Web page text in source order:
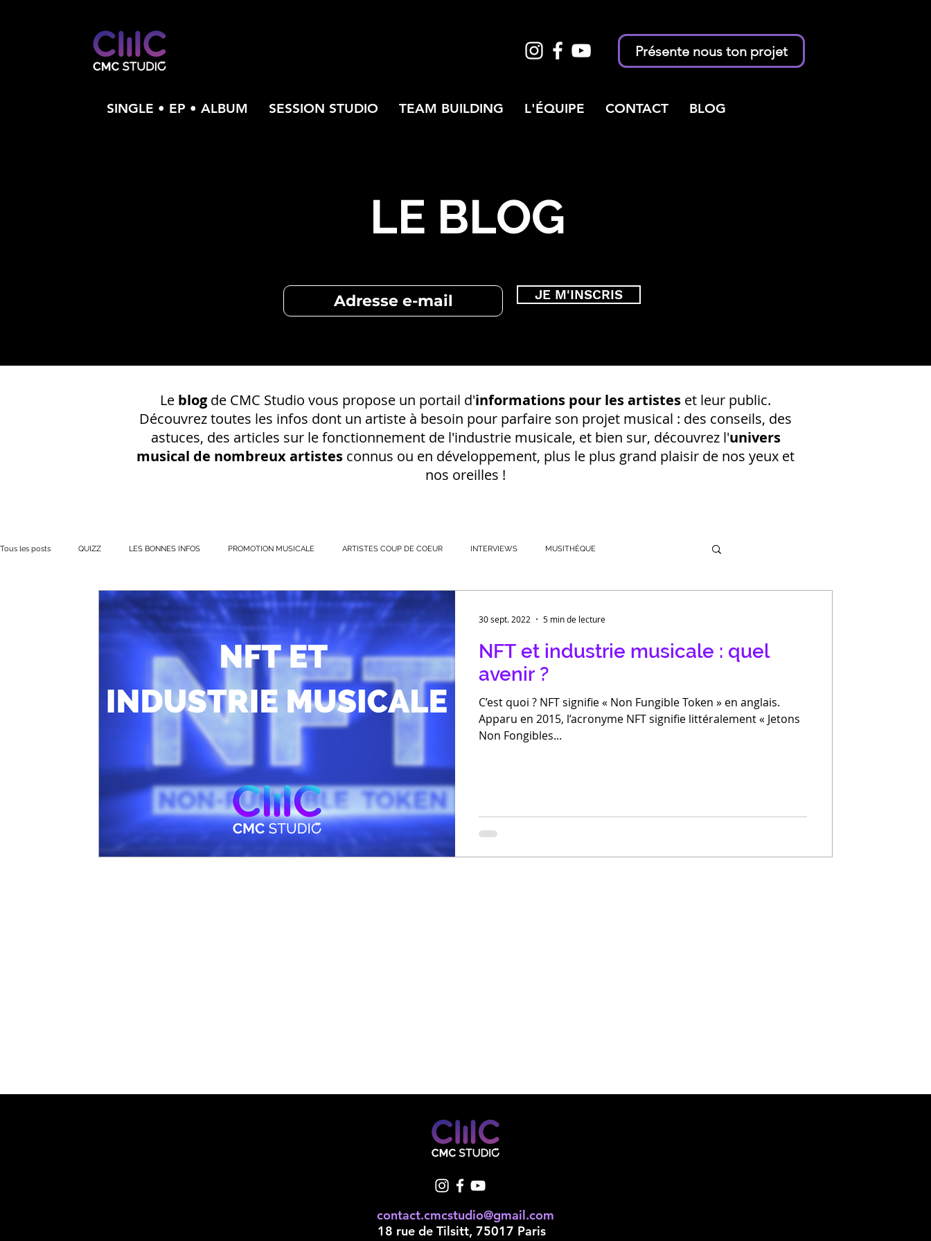
Présente nous ton projet
SINGLE • EP • ALBUM SESSION STUDIO TEAM BUILDING L'ÉQUIPE CONTACT BLOG
LE BLOG
JE M'INSCRIS
Le blog de CMC Studio vous propose un portail d'informations pour les artistes et leur public.
Découvrez toutes les infos dont un artiste à besoin pour parfaire son projet musical : des conseils, des
astuces, des articles sur le fonctionnement de l'industrie musicale, et bien sur, découvrez l'univers
musical de nombreux artistes connus ou en développement, plus le plus grand plaisir de nos yeux et
nos oreilles !
Tous les posts QUIZZ LES BONNES INFOS PROMOTION MUSICALE ARTISTES COUP DE COEUR INTERVIEWS MUSITHÈQUE
PRÉSENCE EN LIGNE Votre communauté CONSEILS SUR UN ENREGISTREMENT EN S
NFT et industrie musicale : quel
avenir ?
C’est quoi ? NFT signifie « Non Fungible Token » en anglais.
Apparu en 2015, l’acronyme NFT signifie littéralement « Jetons
Non Fongibles...
30 sept. 2022 5 min de lecture
contact.cmcstudio@gmail.com
18 rue de Tilsitt, 75017 Paris